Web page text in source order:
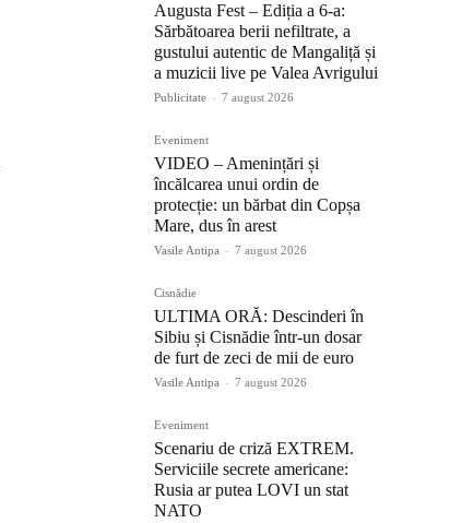
Augusta Fest – Ediția a 6-a:
Sărbătoarea berii nefiltrate, a
gustului autentic de Mangaliță și
a muzicii live pe Valea Avrigului
Publicitate - 7 august 2026
Eveniment
VIDEO – Amenințări și
încălcarea unui ordin de
protecție: un bărbat din Copșa
Mare, dus în arest
Vasile Antipa - 7 august 2026
Cisnădie
ULTIMA ORĂ: Descinderi în
Sibiu și Cisnădie într-un dosar
de furt de zeci de mii de euro
Vasile Antipa - 7 august 2026
Eveniment
Scenariu de criză EXTREM.
Serviciile secrete americane:
Rusia ar putea LOVI un stat
NATO